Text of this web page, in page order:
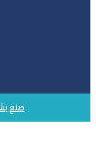
© 2026 |